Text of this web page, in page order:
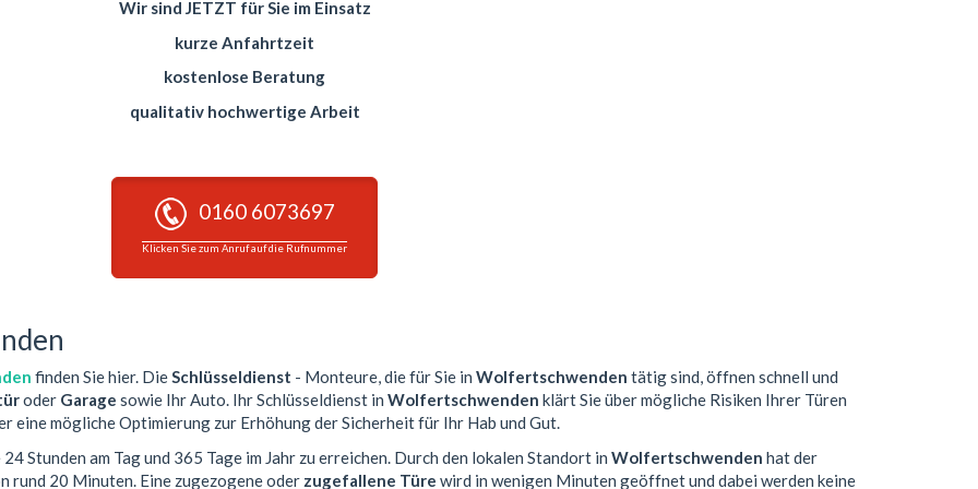
Wir sind JETZT für Sie im Einsatz
kurze Anfahrtzeit
kostenlose Beratung
qualitativ hochwertige Arbeit
0160 6073697
Klicken Sie zum Anruf auf die Rufnummer
finden Sie hier. DieSchlüsseldienst - Monteure, die für Sie in Wolfertschwenden tätig sind, öffnen schnell und
oder Garage sowie Ihr Auto. Ihr Schlüsseldienst in Wolfertschwenden klärt Sie über mögliche Risiken Ihrer Türen
eine mögliche Optimierung zur Erhöhung der Sicherheit für Ihr Hab und Gut.
Stunden am Tag und 365 Tage im Jahr zu erreichen. Durch den lokalen Standort in Wolfertschwenden hat der
rund 20 Minuten. Eine zugezogene oder zugefallene Türe wird in wenigen Minuten geöffnet und dabei werden keine